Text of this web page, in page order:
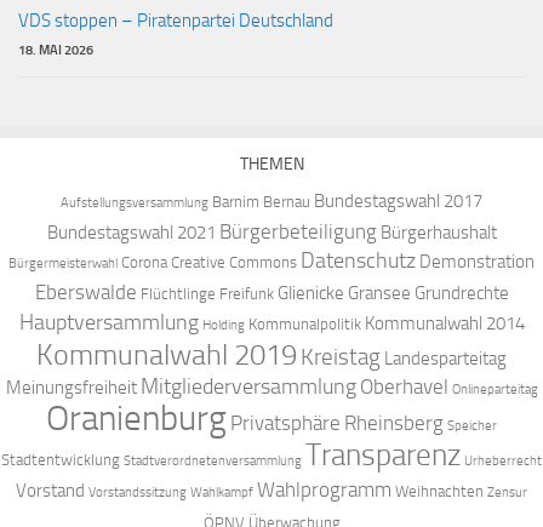
VDS stoppen – Piratenpartei Deutschland
18. MAI 2026
THEMEN
Aufstellungsversammlung Barnim Bernau Bundestagswahl 2017
Bundestagswahl 2021 Bürgerbeteiligung Bürgerhaushalt
Bürgermeisterwahl Corona Creative Commons Datenschutz Demonstration
Eberswalde Flüchtlinge Freifunk Glienicke Gransee Grundrechte
Hauptversammlung Holding Kommunalpolitik Kommunalwahl 2014
Kommunalwahl 2019 Kreistag Landesparteitag
Meinungsfreiheit Mitgliederversammlung Oberhavel Onlineparteitag
Oranienburg Privatsphäre Rheinsberg Speicher
Stadtentwicklung Stadtverordnetenversammlung Transparenz Urheberrecht
Vorstand Vorstandssitzung Wahlkampf Wahlprogramm Weihnachten Zensur
ÖPNV Überwachung